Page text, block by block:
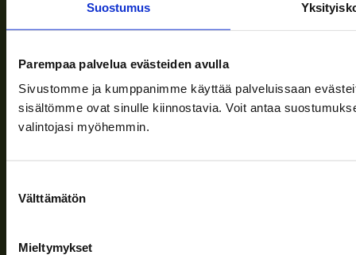
Suostumus
Parempaa palvelua evästeiden avulla
Sivustomme ja kumppanimme käyttää palveluissaan
sisältömme ovat sinulle kiinnostavia. Voit antaa
valintojasi myöhemmin.
valinta
Välttämätön
Mieltymykset
Leveransvillkor
Nyheter
Företaget
Information och stöd